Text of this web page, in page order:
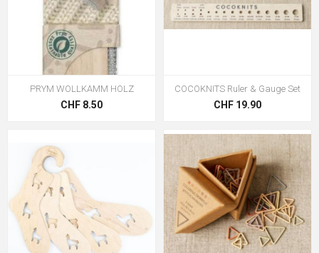
PRYM WOLLKAMM HOLZ
CHF 8.50
COCOKNITS Ruler & Gauge Set
CHF 19.90